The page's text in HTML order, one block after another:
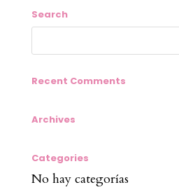
Search
Recent Comments
Archives
Categories
No hay categorías